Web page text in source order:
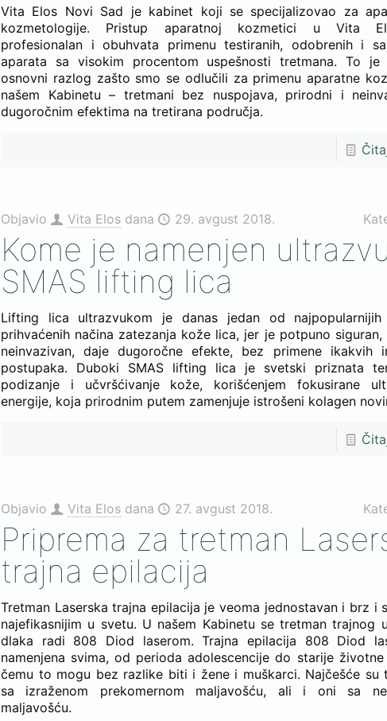
Vita Elos Novi Sad je kabinet koji se specijalizovao za
kozmetologije. Pristup aparatnoj kozmetici u Vita
profesionalan i obuhvata primenu testiranih, odobrenih i
aparata sa visokim procentom uspešnosti tretmana. To
osnovni razlog zašto smo se odlučili za primenu aparatne
našem Kabinetu – tretmani bez nuspojava, prirodni i
dugoročnim efektima na tretirana područja.
Objavio Vita Elos dana 29. avgust 2018.
Kome je namenjen
SMAS lifting lica
Lifting lica ultrazvukom je danas jedan od
prihvaćenih načina zatezanja kože lica, jer je potpuno siguran,
neinvazivan, daje dugoročne efekte, bez primene ikakvih
postupaka. Duboki SMAS lifting lica je svetski priznata
podizanje i učvršćivanje kože, korišćenjem fokusirane
energije, koja prirodnim putem zamenjuje istrošeni kolagen
Objavio Vita Elos dana 27. avgust 2018.
Priprema za tretman
trajna epilacija
Tretman Laserska trajna epilacija je veoma jednostavan i brz i
najefikasnijim u svetu. U našem Kabinetu se tretman trajnog
dlaka radi 808 Diod laserom. Trajna epilacija 808 Diod
namenjena svima, od perioda adolescencije do starije
čemu to mogu bez razlike biti i žene i muškarci. Najčešće su
sa izraženom prekomernom maljavošću, ali i oni sa
maljavošću.